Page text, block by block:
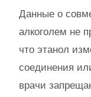
Данные о
алкоголем не
что этанол
соединения
врачи